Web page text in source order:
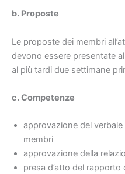
b. Proposte
Le proposte dei membri
devono essere presentate
al più tardi due settimane
c. Competenze
approvazione del verbale
membri
approvazione della
presa d’atto del